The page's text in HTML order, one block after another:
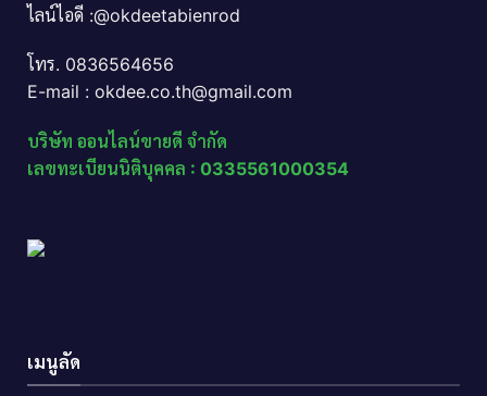
ไลน์ไอดี :@okdeetabienrod
โทร. 0836564656
E-mail : okdee.co.th@gmail.com
บริษัท ออนไลน์ขายดี จำกัด
เลขทะเบียนนิติบุคคล : 0335561000354
เมนูลัด